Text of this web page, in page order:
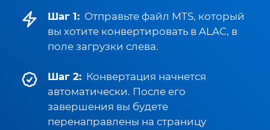
Шаг 1: Отправьте файл MTS, который
вы хотите конвертировать в ALAC, в
поле загрузки слева.
Шаг 2: Конвертация начнется
автоматически. После его
завершения вы будете
перенаправлены на страницу